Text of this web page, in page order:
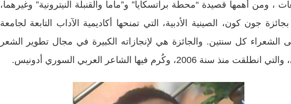
، ومن أهمها قصيدة “محطة براتسكايا” و”ماما والقنبلة النيترونية” وغيرهما،
بجائزة جون كون، الصينية الأدبية، التي تمنحها أكاديمية الآداب التابعة لجامعة
الشعراء كل سنتين. والجائزة هي لإنجازاته الكبيرة في مجال تطوير الشعر
منذ سنة 2006، وكُرم فيها الشاعر العربي السوري أدونيس.